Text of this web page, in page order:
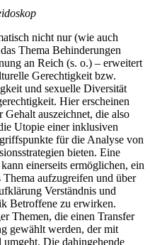
nicht nur (wie auch
Thema Behinderungen
an Reich (s. o.) – erweitert
Gerechtigkeit bzw.
und sexuelle Diversität
Hier erscheinen
Gehalt auszeichnet, die also
Utopie einer inklusiven
für die Analyse von
bieten. Eine
einerseits ermöglichen, ein
aufzugreifen und über
Verständnis und
Betroffene zu erwirken.
Themen, die einen Transfer
gewählt werden, der mit
Die dahingehende